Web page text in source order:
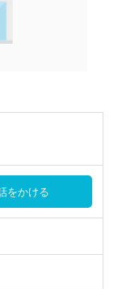
をかける